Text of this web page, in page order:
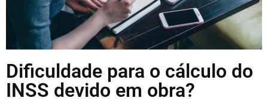
Dificuldade para o cálculo do
INSS devido em obra?